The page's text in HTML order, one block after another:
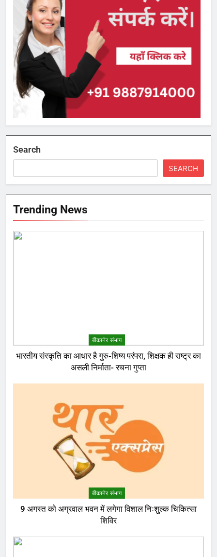
Search
SEARCH
Trending News
बीकानेर संभाग
भारतीय संस्कृति का आधार है गुरु-शिष्य परंपरा, शिक्षक ही राष्ट्र का
असली निर्माता- रचना गुप्ता
बीकानेर संभाग
9 अगस्त को अग्रवाल भवन में लगेगा विशाल निःशुल्क चिकित्सा
शिविर